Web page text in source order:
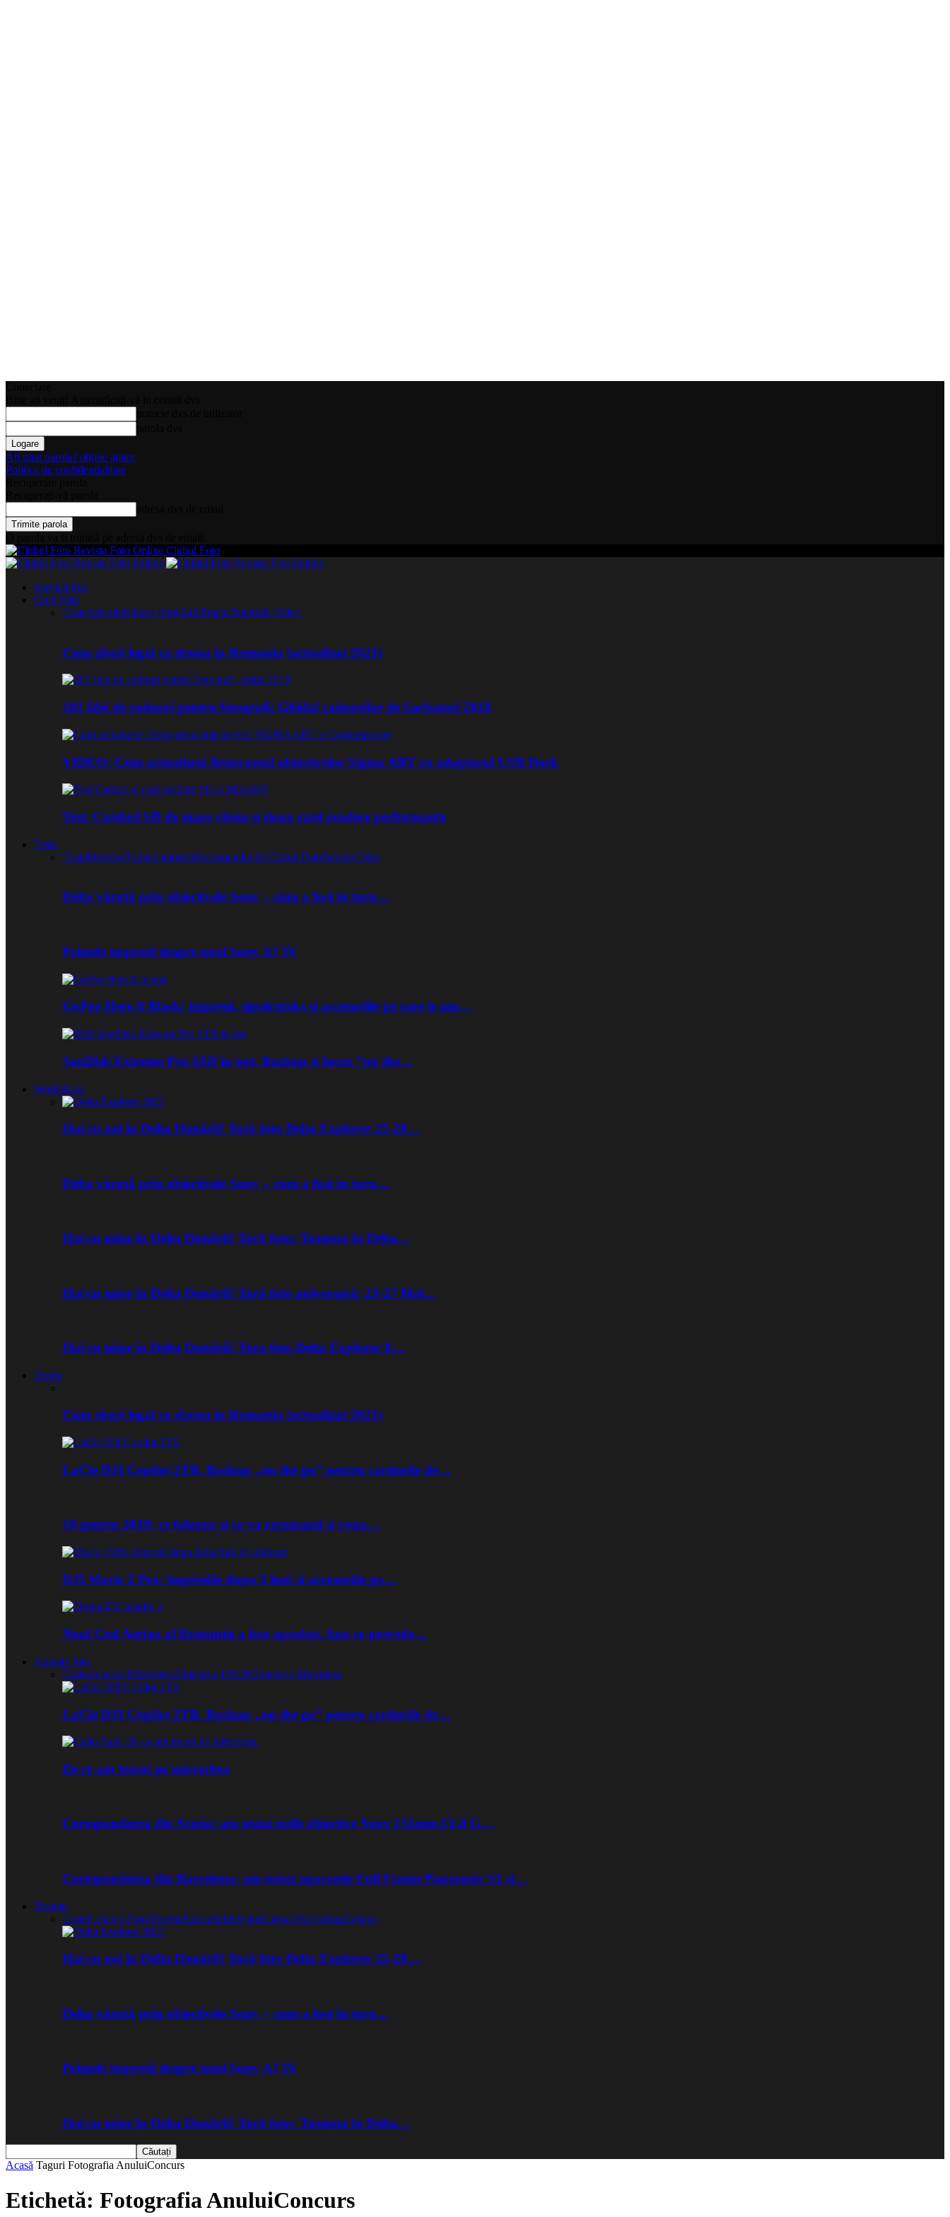
Ați uitat parola? obține ajutor
Politica de confidentialitate
Clubul Foto
Servicii foto
Ghid Foto
ToateArticoleEditare fotoGhid PracticTutoriale Video
Cum zbori legal cu drona in Romania (actualizat 2021)
101 Idei de cadouri pentru fotografi: Ghidul cadourilor de Sarbatori 2018
VIDEO: Cum actualizezi firmwareul obiectivelor Sigma ART cu adaptorul USB Dock
Test: Carduri SD de mare viteza si doua card-readere performante
Teste
ToatePreviewPrimele impresiiRecomandat de Clubul FotoReviewTeste
Delta văzută prin obiectivele Sony – cum a fost în tura…
Primele impresii despre noul Sony A7 IV
GoPro Hero 8 Black: impresii, tips&tricks și accesoriile pe care le-am…
SanDisk Extreme Pro SSD în test. Backup și lucru ”on the…
Workshops
Hai cu noi în Delta Dunării! Tură foto Delta Explorer 25-28…
Delta văzută prin obiectivele Sony – cum a fost în tura…
Hai cu mine în Delta Dunării! Tură foto: Toamna în Delta…
Hai cu mine în Delta Dunării! Tură foto aniversară: 23-27 Mai…
Hai cu mine în Delta Dunării! Tura foto Delta Explorer 8…
Drone
Cum zbori legal cu drona in Romania (actualizat 2021)
LaCie DJI Copilot 2TB. Backup „on the go” pentru cardurile de…
10 pentru 2019: ce folosesc si ce va recomand si voua…
DJI Mavic 2 Pro: impresiile dupa 3 luni si accesoriile pe…
Noul Cod Aerian al Romaniei a fost aprobat. Iata ce prevede…
Aparate foto
ToateAccesoriiMirrorlessObiective DSLRObiective Mirrorless
LaCie DJI Copilot 2TB. Backup „on the go” pentru cardurile de…
De ce am trecut pe mirrorless
Corespondenta din Scotia: am testat noile obiective Sony 135mm f/1.8 G…
Corespondenta din Barcelona: am testat aparatele Full Frame Panasonic S1 si…
Noutati
ToateConcurs FotoDiverseExpozitiiInterviuriLansariWorkshopZvonuri
Hai cu noi în Delta Dunării! Tură foto Delta Explorer 25-28…
Delta văzută prin obiectivele Sony – cum a fost în tura…
Primele impresii despre noul Sony A7 IV
Hai cu mine în Delta Dunării! Tură foto: Toamna în Delta…
Acasă Taguri Fotografia AnuluiConcurs
Etichetă: Fotografia AnuluiConcurs